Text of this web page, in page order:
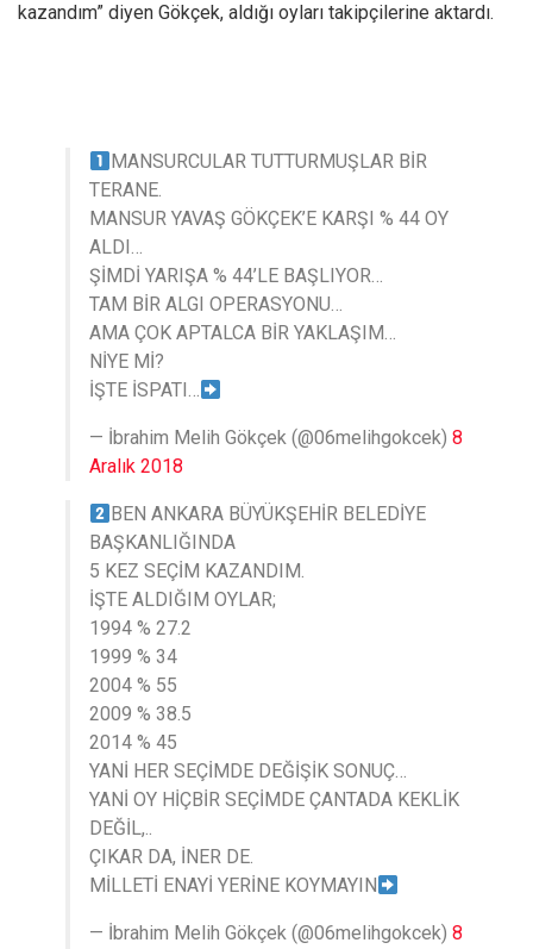
kazandım” diyen Gökçek, aldığı oyları takipçilerine aktardı.
MANSURCULAR TUTTURMUŞLAR BİR
TERANE.
MANSUR YAVAŞ GÖKÇEK’E KARŞI % 44 OY
ALDI…
ŞİMDİ YARIŞA % 44’LE BAŞLIYOR…
TAM BİR ALGI OPERASYONU…
AMA ÇOK APTALCA BİR YAKLAŞIM…
NİYE Mİ?
İŞTE İSPATI…
— İbrahim Melih Gökçek (@06melihgokcek) 8
Aralık 2018
BEN ANKARA BÜYÜKŞEHİR BELEDİYE
BAŞKANLIĞINDA
5 KEZ SEÇİM KAZANDIM.
İŞTE ALDIĞIM OYLAR;
1994 % 27.2
1999 % 34
2004 % 55
2009 % 38.5
2014 % 45
YANİ HER SEÇİMDE DEĞİŞİK SONUÇ…
YANİ OY HİÇBİR SEÇİMDE ÇANTADA KEKLİK
DEĞİL,..
ÇIKAR DA, İNER DE.
MİLLETİ ENAYİ YERİNE KOYMAYIN
— İbrahim Melih Gökçek (@06melihgokcek) 8